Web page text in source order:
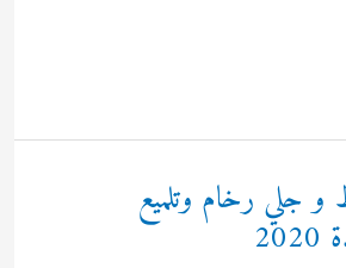
جلي رخام وتلميع